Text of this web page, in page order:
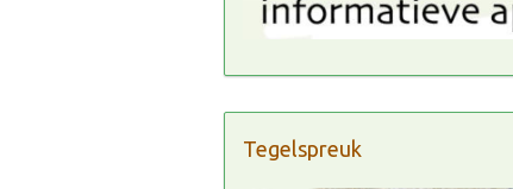
Tegelspreuk